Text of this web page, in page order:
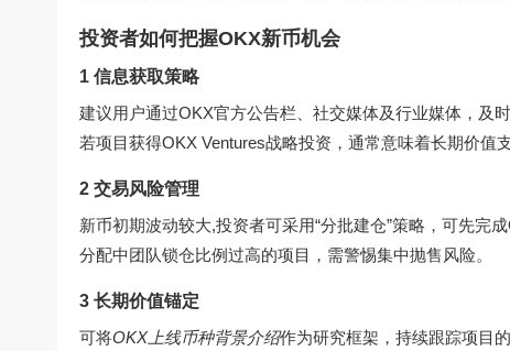
投资者如何把握OKX新币机会
1 信息获取策略
建议用户通过OKX官方公告栏、社交媒体及行业媒体，及
若项目获得OKX Ventures战略投资，通常意味着长期价值支
2 交易风险管理
新币初期波动较大,投资者可采用“分批建仓”策略，可先完
分配中团队锁仓比例过高的项目，需警惕集中抛售风险。
3 长期价值锚定
可将OKX上线币种背景介绍作为研究框架，持续跟踪项目